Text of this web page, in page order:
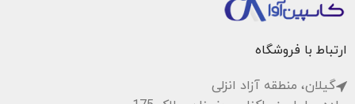
ورودی: 1x گیتار، 1x AUX
خروجی هدفون: دارد
وزن: حدود 12 کیلوگرم
ارتباط با فروشگاه
گیلان، منطقه آزاد انزلی